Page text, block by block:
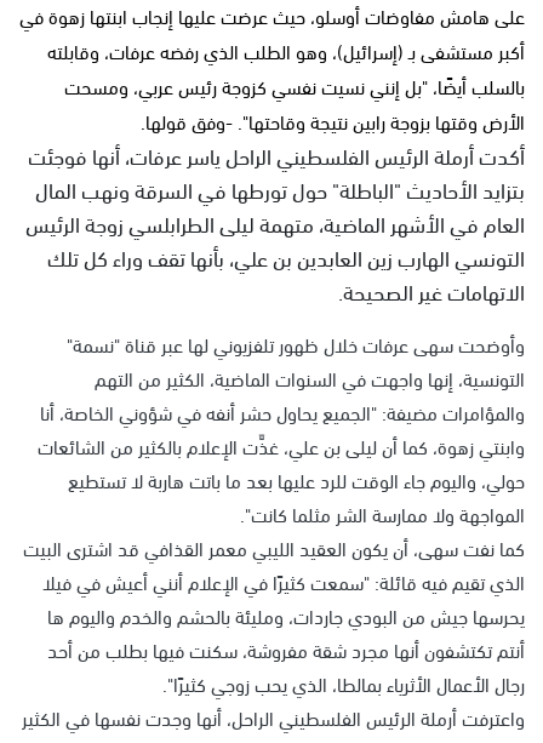
على هامش مفاوضات أوسلو، حيث عرضت عليها إنجاب ابنتها زهوة في
أكبر مستشفى بـ (إسرائيل)، وهو الطلب الذي رفضه عرفات، وقابلته
بالسلب أيضًا، "بل إنني نسيت نفسي كزوجة رئيس عربي، ومسحت
الأرض وقتها بزوجة رابين نتيجة وقاحتها". -وفق قولها.
أكدت أرملة الرئيس الفلسطيني الراحل ياسر عرفات، أنها فوجئت
بتزايد الأحاديث "الباطلة" حول تورطها في السرقة ونهب المال
العام في الأشهر الماضية، متهمة ليلى الطرابلسي زوجة الرئيس
التونسي الهارب زين العابدين بن علي، بأنها تقف وراء كل تلك
الاتهامات غير الصحيحة.
وأوضحت سهى عرفات خلال ظهور تلفزيوني لها عبر قناة "نسمة"
التونسية، إنها واجهت في السنوات الماضية، الكثير من التهم
والمؤامرات مضيفة: "الجميع يحاول حشر أنفه في شؤوني الخاصة، أنا
وابنتي زهوة، كما أن ليلى بن علي، غذَّت الإعلام بالكثير من الشائعات
حولي، واليوم جاء الوقت للرد عليها بعد ما باتت هاربة لا تستطيع
المواجهة ولا ممارسة الشر مثلما كانت".
كما نفت سهى، أن يكون العقيد الليبي معمر القذافي قد اشترى البيت
الذي تقيم فيه قائلة: "سمعت كثيرًا في الإعلام أنني أعيش في فيلا
يحرسها جيش من البودي جاردات، ومليئة بالحشم والخدم واليوم ها
أنتم تكتشفون أنها مجرد شقة مفروشة، سكنت فيها بطلب من أحد
رجال الأعمال الأثرياء بمالطا، الذي يحب زوجي كثيرًا".
واعترفت أرملة الرئيس الفلسطيني الراحل، أنها وجدت نفسها في الكثير